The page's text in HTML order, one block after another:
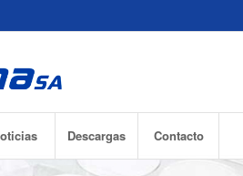
Descargas Contacto